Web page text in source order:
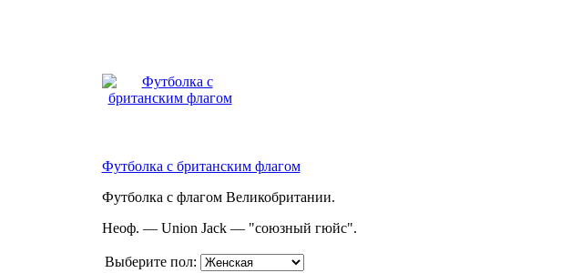
Футболка с британским флагом
Футболка с флагом Великобритании.
Неоф. — Union Jack — "союзный гюйс".
Выберите пол: